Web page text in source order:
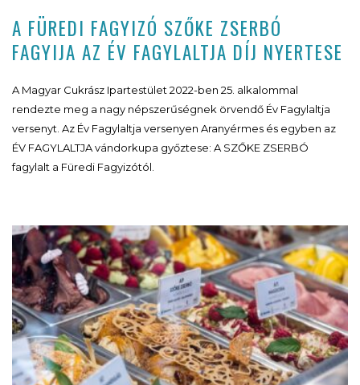
A FÜREDI FAGYIZÓ SZŐKE ZSERBÓ
FAGYIJA AZ ÉV FAGYLALTJA DÍJ NYERTESE
A Magyar Cukrász Ipartestület 2022-ben 25. alkalommal
rendezte meg a nagy népszerűségnek örvendő Év Fagylaltja
versenyt. Az Év Fagylaltja versenyen Aranyérmes és egyben az
ÉV FAGYLALTJA vándorkupa győztese: A SZŐKE ZSERBÓ
fagylalt a Füredi Fagyizótól.